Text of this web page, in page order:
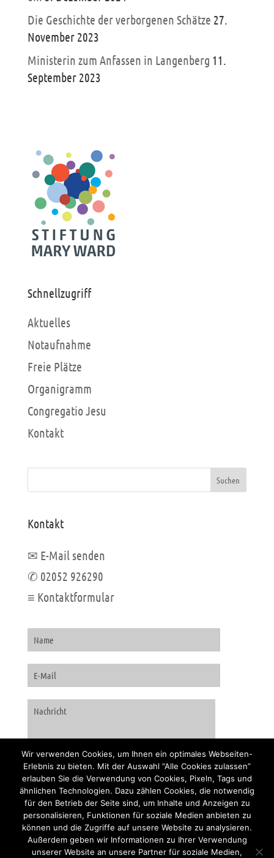
Die Geschichte der verborgenen Schätze 27.
November 2023
Ministerin zum Anfassen in Langenberg 11.
September 2023
Schnellzugriff
Aktuelles
Notaufnahme
Freie Plätze
Organigramm
Congregatio Jesu
Kontakt
Suchen
Kontakt
✉ E-Mail senden
✆ 02052 926290
≡ Kontaktformular
Wir verwenden Cookies, um Ihnen ein optimales Webseiten-
Erlebnis zu bieten. Mit der Auswahl “Alle Cookies zulassen”
erlauben Sie die Verwendung von Cookies, Pixeln, Tags und
ähnlichen Technologien. Dazu zählen Cookies, die notwendig
für den Betrieb der Seite sind, um Inhalte und Anzeigen zu
personalisieren, Funktionen für soziale Medien anbieten zu
können und die Zugriffe auf unsere Website zu analysieren.
Außerdem geben wir Informationen zu Ihrer Verwendung
unserer Website an unsere Partner für soziale Medien,